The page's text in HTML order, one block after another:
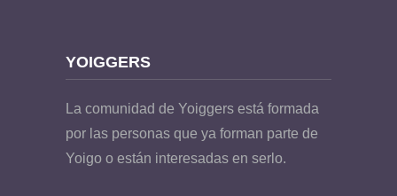
YOIGGERS
La comunidad de Yoiggers está formada
por las personas que ya forman parte de
Yoigo o están interesadas en serlo.